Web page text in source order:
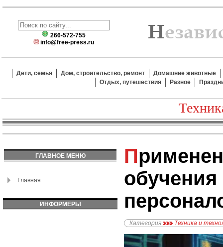
266-572-755
info@free-press.ru
Дети, семья Дом, строительство, ремонт
Домашние животные
Отдых, путешествия
Разное
ГЛАВНОЕ МЕНЮ
Главная
ИНФОРМЕРЫ
Применение машинного
Категория Техника и